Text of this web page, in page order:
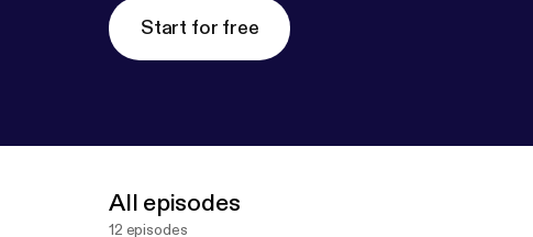
Start for free
All episodes
12 episodes